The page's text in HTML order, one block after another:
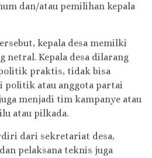
dan/atau pemilihan kepala
kepala desa memilki
netral. Kepala desa dilarang
praktis, tidak bisa
politik atau anggota partai
menjadi tim kampanye atau
atau pilkada.
dari sekretariat desa,
pelaksana teknis juga